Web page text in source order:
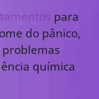
para
do pânico,
química